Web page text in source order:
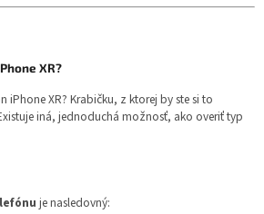
XR?
iPhone XR? Krabičku, z ktorej by ste si to
iná, jednoduchá možnosť, ako overiť typ
je nasledovný: